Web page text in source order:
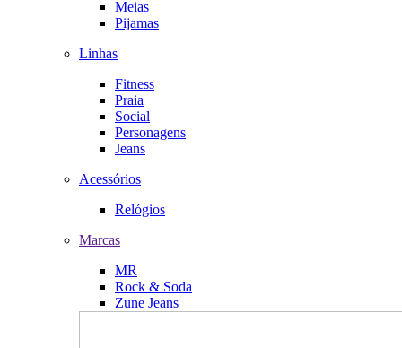
Meias
Pijamas
Linhas
Fitness
Praia
Social
Personagens
Jeans
Acessórios
Relógios
Marcas
MR
Rock & Soda
Zune Jeans